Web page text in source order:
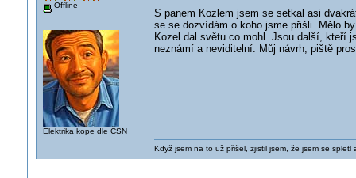
Offline
Elektrika kope dle ČSN
S panem Kozlem jsem se setkal asi
se se dozvídám o koho jsme přišli. Mělo
Kozel dal světu co mohl. Jsou další, kteří
neznámí a neviditelní. Můj návrh, piště
Když jsem na to už přišel, zjistil jsem, že jsem se